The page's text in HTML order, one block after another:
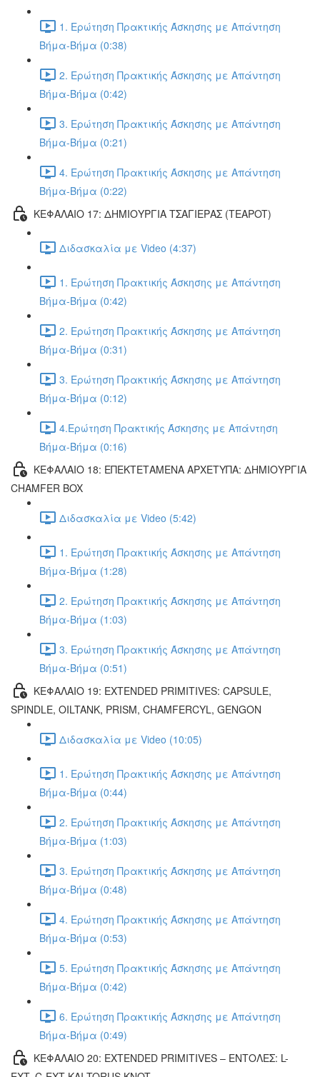
1. Ερώτηση Πρακτικής Άσκησης με Απάντηση
Βήμα-Βήμα (0:38)
2. Ερώτηση Πρακτικής Άσκησης με Απάντηση
Βήμα-Βήμα (0:42)
3. Ερώτηση Πρακτικής Άσκησης με Απάντηση
Βήμα-Βήμα (0:21)
4. Ερώτηση Πρακτικής Άσκησης με Απάντηση
Βήμα-Βήμα (0:22)
ΚΕΦΑΛΑΙΟ 17: ΔΗΜΙΟΥΡΓΙΑ ΤΣΑΓΙΕΡΑΣ (TEAPOT)
Διδασκαλία με Video (4:37)
1. Ερώτηση Πρακτικής Άσκησης με Απάντηση
Βήμα-Βήμα (0:42)
2. Ερώτηση Πρακτικής Άσκησης με Απάντηση
Βήμα-Βήμα (0:31)
3. Ερώτηση Πρακτικής Άσκησης με Απάντηση
Βήμα-Βήμα (0:12)
4.Ερώτηση Πρακτικής Άσκησης με Απάντηση
Βήμα-Βήμα (0:16)
ΚΕΦΑΛΑΙΟ 18: ΕΠΕΚΤΕΤΑΜΕΝΑ ΑΡΧΕΤΥΠΑ: ΔΗΜΙΟΥΡΓΙΑ
CHAMFER BOX
Διδασκαλία με Video (5:42)
1. Ερώτηση Πρακτικής Άσκησης με Απάντηση
Βήμα-Βήμα (1:28)
2. Ερώτηση Πρακτικής Άσκησης με Απάντηση
Βήμα-Βήμα (1:03)
3. Ερώτηση Πρακτικής Άσκησης με Απάντηση
Βήμα-Βήμα (0:51)
ΚΕΦΑΛΑΙΟ 19: EXTENDED PRIMITIVES: CAPSULE,
SPINDLE, OILTANK, PRISM, CHAMFERCYL, GENGON
Διδασκαλία με Video (10:05)
1. Ερώτηση Πρακτικής Άσκησης με Απάντηση
Βήμα-Βήμα (0:44)
2. Ερώτηση Πρακτικής Άσκησης με Απάντηση
Βήμα-Βήμα (1:03)
3. Ερώτηση Πρακτικής Άσκησης με Απάντηση
Βήμα-Βήμα (0:48)
4. Ερώτηση Πρακτικής Άσκησης με Απάντηση
Βήμα-Βήμα (0:53)
5. Ερώτηση Πρακτικής Άσκησης με Απάντηση
Βήμα-Βήμα (0:42)
6. Ερώτηση Πρακτικής Άσκησης με Απάντηση
Βήμα-Βήμα (0:49)
ΚΕΦΑΛΑΙΟ 20: EXTENDED PRIMITIVES – ΕΝΤΟΛΕΣ: L-